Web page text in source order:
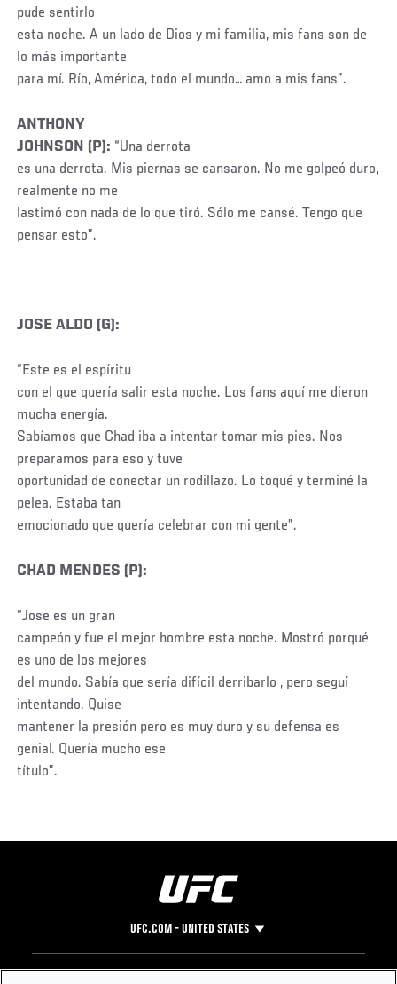
pude sentirlo
esta noche. A un lado de Dios y mi familia, mis fans son de
lo más importante
para mí. Río, América, todo el mundo… amo a mis fans”.
ANTHONY
JOHNSON (P): “Una derrota
es una derrota. Mis piernas se cansaron. No me golpeó duro,
realmente no me
lastimó con nada de lo que tiró. Sólo me cansé. Tengo que
pensar esto”.
JOSE ALDO (G):
“Este es el espíritu
con el que quería salir esta noche. Los fans aquí me dieron
mucha energía.
Sabíamos que Chad iba a intentar tomar mis pies. Nos
preparamos para eso y tuve
oportunidad de conectar un rodillazo. Lo toqué y terminé la
pelea. Estaba tan
emocionado que quería celebrar con mi gente”.
CHAD MENDES (P):
“Jose es un gran
campeón y fue el mejor hombre esta noche. Mostró porqué
es uno de los mejores
del mundo. Sabía que sería difícil derribarlo , pero seguí
intentando. Quise
mantener la presión pero es muy duro y su defensa es
genial. Quería mucho ese
título”.
UFC.COM - UNITED STATES